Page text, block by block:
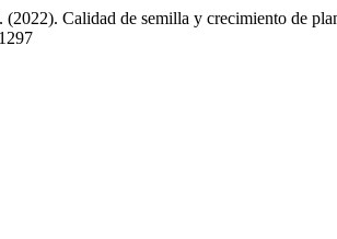
Calidad de semilla y crecimiento de